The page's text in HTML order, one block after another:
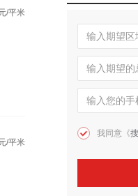
/平米
/平米
我同意《